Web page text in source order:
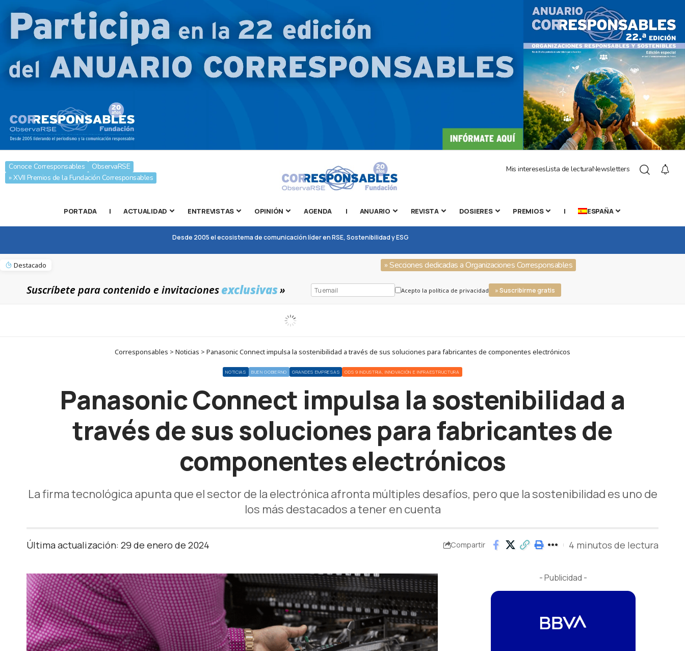
Conoce Corresponsables
ObservaRSE
» XVII Premios de la Fundación Corresponsables
Mis interesesLista de lecturaNewsletters
PORTADA | ACTUALIDAD ENTREVISTAS OPINIÓN AGENDA | ANUARIO REVISTA DOSIERES PREMIOS | ESPAÑA
Desde 2005 el ecosistema de comunicación líder en RSE, Sostenibilidad y ESG
Destacado » Secciones dedicadas a Organizaciones Corresponsables
Suscríbete para contenido e invitacionesexclusivas» Acepto la política de privacidad » Suscribirme gratis
Corresponsables > Noticias > Panasonic Connect impulsa la sostenibilidad a través de sus soluciones para fabricantes de componentes electrónicos
NOTICIAS BUEN GOBIERNO GRANDES EMPRESAS ODS 9 INDUSTRIA, INNOVACIÓN E INFRAESTRUCTURA
Panasonic Connect impulsa la sostenibilidad a
través de sus soluciones para fabricantes de
componentes electrónicos
La firma tecnológica apunta que el sector de la electrónica afronta múltiples desafíos, pero que la sostenibilidad es uno de
los más destacados a tener en cuenta
Última actualización: 29 de enero de 2024 Compartir 4 minutos de lectura
- Publicidad -